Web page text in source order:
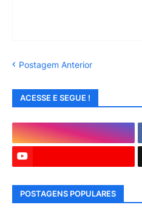
Postagem Anterior
ACESSE E SEGUE !
POSTAGENS POPULARES